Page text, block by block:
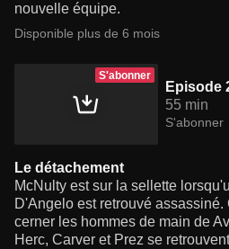
nouvelle équipe.
Disponible plus de 6 mois
S'abonner
Episode
55 min
S'abonner
Le détachement
McNulty est sur la sellette
D'Angelo est retrouvé assassiné.
cerner les hommes de main de
Herc, Carver et Prez se